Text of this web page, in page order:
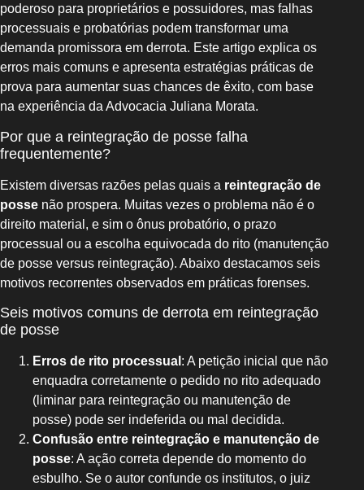
poderoso para proprietários e possuidores, mas falhas
processuais e probatórias podem transformar uma
demanda promissora em derrota. Este artigo explica os
erros mais comuns e apresenta estratégias práticas de
prova para aumentar suas chances de êxito, com base
na experiência da Advocacia Juliana Morata.
Por que a reintegração de posse falha
frequentemente?
Existem diversas razões pelas quais a reintegração de
posse não prospera. Muitas vezes o problema não é o
direito material, e sim o ônus probatório, o prazo
processual ou a escolha equivocada do rito (manutenção
de posse versus reintegração). Abaixo destacamos seis
motivos recorrentes observados em práticas forenses.
Seis motivos comuns de derrota em reintegração
de posse
Erros de rito processual : A petição inicial que não
enquadra corretamente o pedido no rito adequado
(liminar para reintegração ou manutenção de
posse) pode ser indeferida ou mal decidida.
Confusão entre reintegração e manutenção de
posse: A ação correta depende do momento do
esbulho. Se o autor confunde os institutos, o juiz